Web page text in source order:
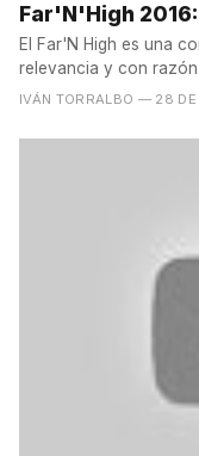
Far'N'High
El Far'N High es una
relevancia y con
IVÁN TORRALBO — 28 DE